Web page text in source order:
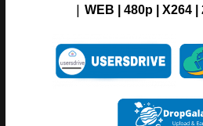
| WEB | 480p | X264 |